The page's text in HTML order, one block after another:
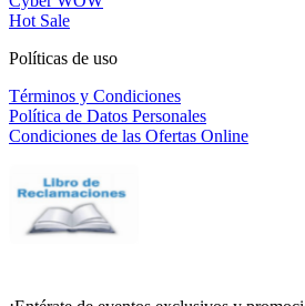
Hot Sale
Políticas de uso
Términos y Condiciones
Política de Datos Personales
Condiciones de las Ofertas Online